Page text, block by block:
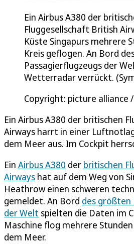
Ein Airbus A380 der
Fluggesellschaft British
Küste Singapurs mehrere
Kreis geflogen. An Bord
Passagierflugzeugs der
Wetterradar verrückt.
Copyright: picture alliance
Ein Airbus A380 der britischen
Airways harrt in einer
dem Meer aus. Im Cockpit
Ein Airbus A380 der britischen
Airways hat auf dem Weg von
Heathrow einen schweren
gemeldet. An Bord des größten
der Welt spielten die Daten im
Maschine flog mehrere
dem Meer.